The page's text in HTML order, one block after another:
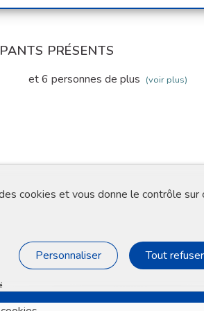
PRÉSENTS
et 6 personnes de plus (voir plus)
cookies et vous donne le contrôle sur
Tout refuser
Personnaliser